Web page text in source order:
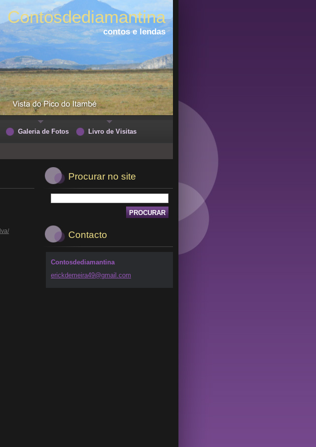
Contosdediamantina
contos e lendas
Procurar no site
Contacto
Contosdediamantina
erickdemeira49@gmail.com
Galeria de Fotos Livro de Visitas